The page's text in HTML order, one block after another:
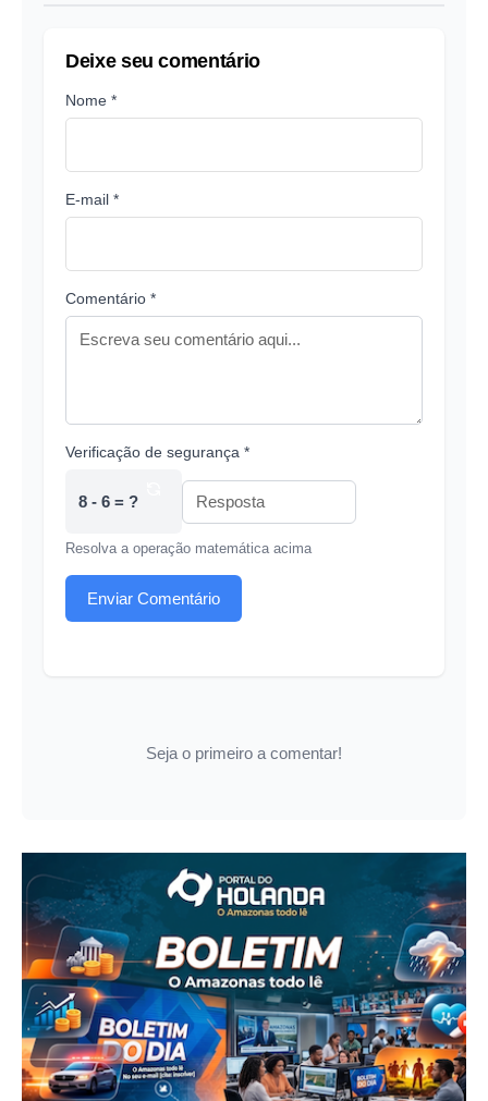
Deixe seu comentário
Nome *
E-mail *
Comentário *
Verificação de segurança *
8 - 6 = ?
Resolva a operação matemática acima
Enviar Comentário
Seja o primeiro a comentar!